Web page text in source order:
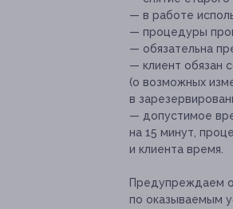
— в работе
— процедуры
— обязательна
— клиент обязан
(о возможных
в
— допустимое
на 15 минут,
и клиента время.
Предупреждаем о
по оказываемым